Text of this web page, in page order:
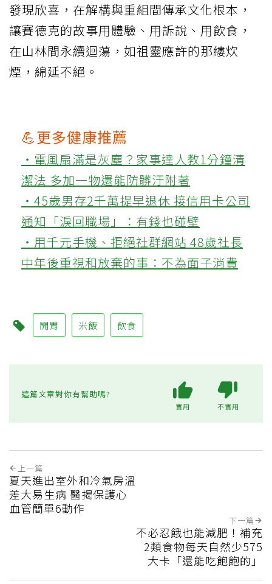
發現欣喜，在解構與重組間傳承文化根本，
讓賽德克的故事用體驗、用訴說、用飲食，
在山林間永續迴蕩，如祖靈應許的那縷炊
煙，綿延不絕。
💪更多健康推薦
‧電風扇滿是灰塵？家事達人教1分鐘清
潔法 多加一物還能防髒汙附著
‧45歲男存2千萬提早退休 接信用卡公司
通知「淚回職場」：有錢也碰壁
‧用千元手機、拒絕社群網站 48歲社長
中年後重視和放棄的事：不為面子消費
開胃 米飯 飲食
這篇文章對你有幫助嗎?
實用 不實用
上一篇
夏天進出室外和冷氣房溫
差大易生病 醫揭保護心
血管簡單6動作
下一篇
不必忍餓也能減肥！補充
2類食物每天自然少575
大卡「還能吃飽飽的」